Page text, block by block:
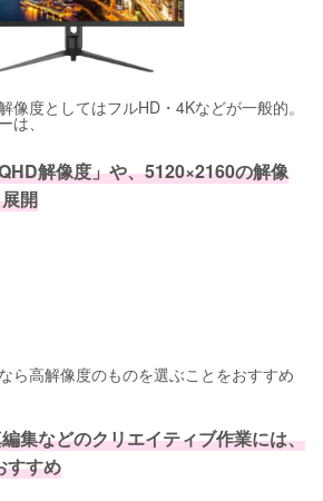
像度としてはフルHD・4Kなどが一般的。
は、
解像度」や、5120×2160の解像
開
ら高解像度のものを選ぶことをおすすめ
集などのクリエイティブ作業には、
すすめ